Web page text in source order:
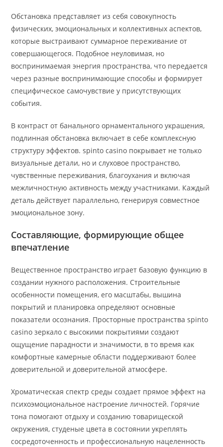
Обстановка представляет из себя совокупность
физических, эмоциональных и коллективных аспектов,
которые выстраивают суммарное переживание от
совершающегося. Подобное неуловимая, но
воспринимаемая энергия пространства, что передается
через разные воспринимающие способы и формирует
специфическое самочувствие у присутствующих
события.
В контраст от банального орнаментального украшения,
подлинная обстановка включает в себе комплексную
структуру эффектов. spinto casino покрывает не только
визуальные детали, но и слуховое пространство,
чувственные переживания, благоухания и включая
межличностную активность между участниками. Каждый
деталь действует параллельно, генерируя совместное
эмоциональное зону.
Составляющие, формирующие общее
впечатление
Вещественное пространство играет базовую функцию в
создании нужного расположения. Строительные
особенности помещения, его масштабы, вышина
покрытий и планировка определяют основные
показатели осознания. Просторные пространства spinto
casino зеркало с высокими покрытиями создают
ощущение парадности и значимости, в то время как
комфортные камерные области поддерживают более
доверительной и доверительной атмосфере.
Хроматическая спектр среды создает прямое эффект на
психоэмоциональное настроение личностей. Горячие
тона помогают отдыху и созданию товарищеской
окружения, студеные цвета в состоянии укреплять
сосредоточенность и профессиональную нацеленность